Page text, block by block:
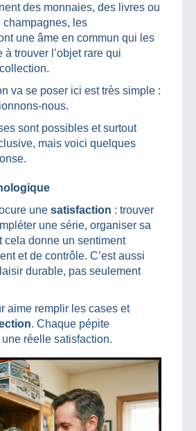
des monnaies, des livres ou
les
une âme en commun qui les
à trouver l’objet rare qui
va se poser ici est très simple :
nous.
sont possibles et surtout
mais voici quelques
une satisfaction : trouver
une série, organiser sa
donne un sentiment
et de contrôle. C’est aussi
durable, pas seulement
aime remplir les cases et
. Chaque pépite
réelle satisfaction.